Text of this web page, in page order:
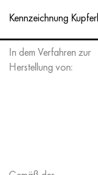
Kennzeichnung
In dem Verfahren zur
Herstellung von: